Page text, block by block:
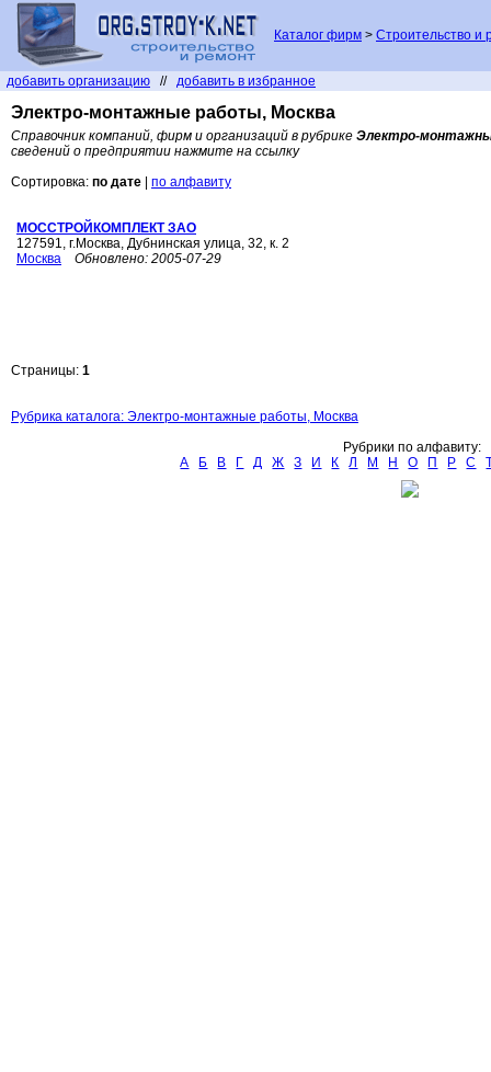
Каталог фирм > Строительство и
добавить организацию // добавить в избранное
Электро-монтажные работы, Москва
Справочник компаний, фирм и организаций в рубрике Электро-
сведений о предприятии нажмите на ссылку
Сортировка: по дате по алфавиту
МОССТРОЙКОМПЛЕКТ ЗАО
127591, г.Москва, Дубнинская улица, 32, к. 2
Москва
Обновлено: 2005-07-29
Страницы: 1
Рубрика каталога: Электро-монтажные работы, Москва
Рубрики по алфавиту:
А
Б В Г Д Ж З И К Л М Н О П Р С